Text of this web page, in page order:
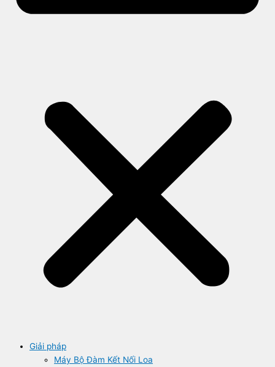
Giải pháp
Máy Bộ Đàm Kết Nối Loa